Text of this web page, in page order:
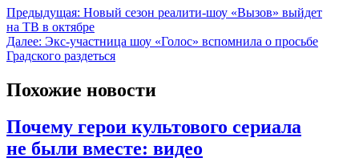
Предыдущая: Новый сезон реалити-шоу «Вызов» выйдет
на ТВ в октябре
Далее: Экс-участница шоу «Голос» вспомнила о просьбе
Градского раздеться
Похожие новости
Почему герои культового сериала
не были вместе: видео